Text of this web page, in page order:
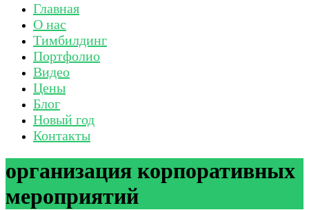
Главная
О нас
Тимбилдинг
Портфолио
Видео
Цены
Блог
Новый год
Контакты
организация корпоративных
мероприятий